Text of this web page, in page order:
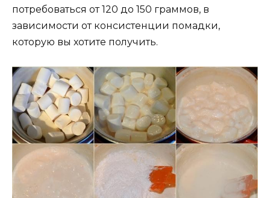
потребоваться от 120 до 150 граммов, в
зависимости от консистенции помадки,
которую вы хотите получить.